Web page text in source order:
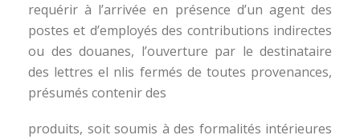
requérir à l’arrivée en présence d’un agent des
postes et d’employés des contributions indirectes
ou des douanes, l’ouverture par le destinataire
des lettres el nlis fermés de toutes provenances,
présumés contenir des
produits, soit soumis à des formalités intérieures